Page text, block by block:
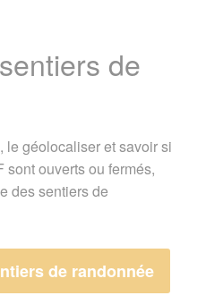
de
le géolocaliser et savoir si
sont ouverts ou fermés,
des sentiers de
de randonnée